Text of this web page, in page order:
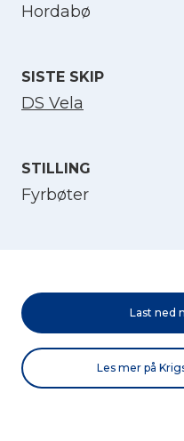
Hordabø
SISTE SKIP
DS Vela
STILLING
Fyrbøter
Last ned
Les mer på
Norsk bokmål